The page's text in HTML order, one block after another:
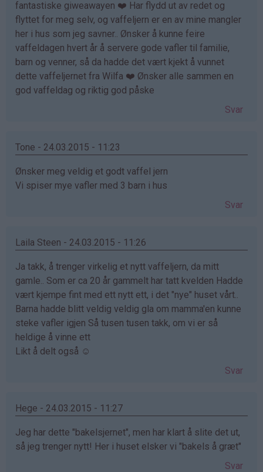
fantastiske giweawayen ❤️ Har flydd ut av redet og
flyttet for meg selv, og vaffeljern er en av mine mangler
her i hus som jeg savner.. Ønsker å kunne feire
vaffeldagen hvert år å servere gode vafler til familie,
barn og venner, så da hadde det vært kjekt å vunnet
dette vaffeljernet fra Wilfa ❤️ Ønsker alle sammen en
god vaffeldag og riktig god påske
Svar
Tone - 24.03.2015 - 11:23
Ønsker meg veldig et godt vaffel jern
Vi spiser mye vafler med 3 barn i hus
Svar
Laila Steen - 24.03.2015 - 11:26
Ja takk, å trenger virkelig et nytt vaffeljern, da mitt
gamle.. Som er ca 20 år gammelt har tatt kvelden Hadde
vært kjempe fint med ett nytt ett, i det "nye" huset vårt..
Barna hadde blitt veldig veldig gla om mamma'en kunne
steke vafler igjen Så tusen tusen takk, om vi er så
heldige å vinne ett
Likt å delt også ☺
Svar
Hege - 24.03.2015 - 11:27
Jeg har dette "bakelsjernet", men har klart å slite det ut,
så jeg trenger nytt! Her i huset elsker vi "bakels å græt"
Svar